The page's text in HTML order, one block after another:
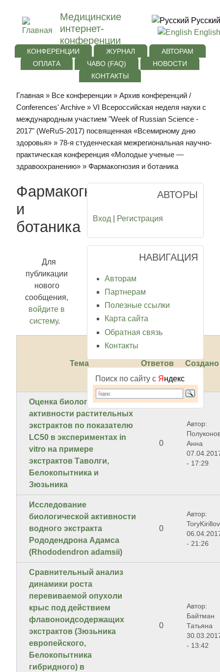
Медицинские
интернет-
конференции
Русский
English
КОНФЕРЕНЦИИ ЖУРНАЛ
АВТОРАМ
ОПЛАТА
ЧАВО (FAQ)
НОВОСТИ
КОНТАКТЫ
Главная » Все конференции »Архив конференций /
Conferences' Archive »VI Всероссийская неделя науки с
международным участием "Week of Russian Science -
2017" (WeRuS-2017) посвященная «Всемирному дню
здоровья» »78-я студенческая межрегиональная научно-
практическая конференция «Молодые ученые —
здравоохранению» » Фармакогнозия и ботаника
Фармакогнозия
и
ботаника
Для
публикации
нового
сообщения,
войдите в
систему.
Тема Ответов Создано
Оценка биологической
активности растительных
экстрактов по показателю
LC50 в экспериментах in
vitro на примере
экстрактов Таволги,
Белокопытника и
Зюзьника
0
Автор:
Анна
- 17:29
Исследование
биологической активности
водного экстракта
Рододендрона Адамса
(Rhododendron adamsii)
0
Автор:
- 21:26
Сравнительный анализ
динамики роста
перевиваемой опухоли
крыс под действием
флавоноидсодержащих
экстрактов (Зюзьника
европейского,
Белокопытника
гибридного) в
0
Автор:
Байтман
Татьяна
- 13:42
АВТОРЫ
Вход Регистрация
НАВИГАЦИЯ
Авторам
Партнерам
Полезные ссылки
Карта сайта
Обратная связь
Контакты
Поиск по сайту с Я ндекс